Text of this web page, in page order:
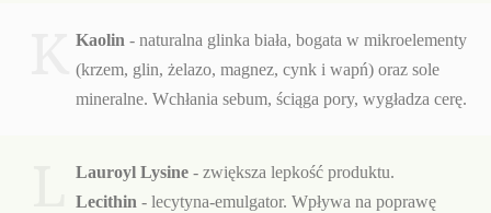
Kaolin - naturalna glinka biała, bogata w mikroelementy
(krzem, glin, żelazo, magnez, cynk i wapń) oraz sole
mineralne. Wchłania sebum, ściąga pory, wygładza cerę.
Lauroyl Lysine - zwiększa lepkość produktu.
Lecithin - lecytyna-emulgator. Wpływa na poprawę